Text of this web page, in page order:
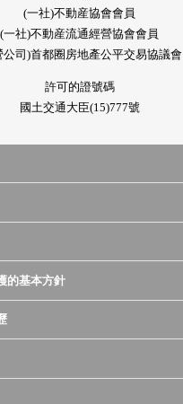
(一社)不動産協會會員
(一社)不動産流通經營協會會員
公司)首都圈房地產公平交易協議會
許可的證號碼
國土交通大臣(15)777號
的基本方針